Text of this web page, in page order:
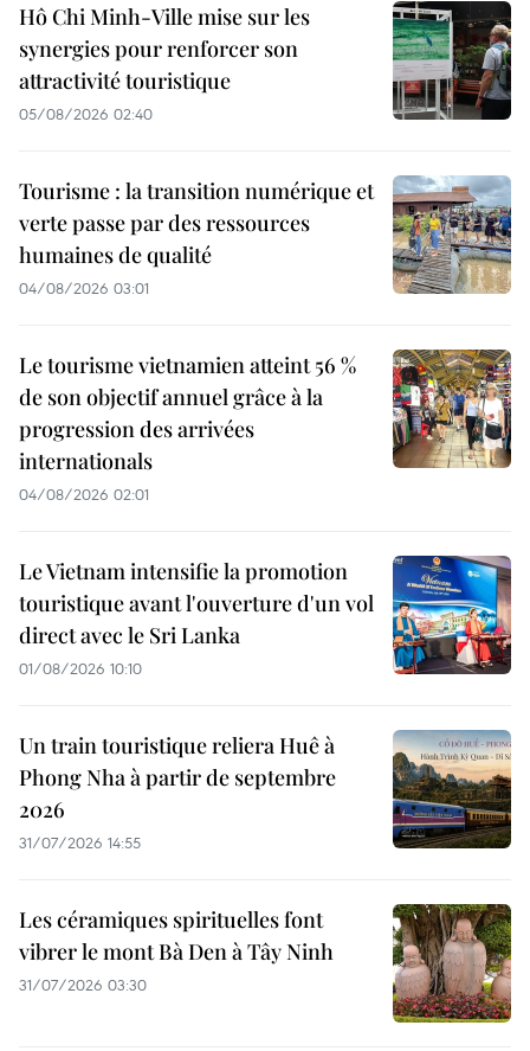
Hô Chi Minh-Ville mise sur les
synergies pour renforcer son
attractivité touristique
05/08/2026 02:40
Tourisme : la transition numérique et
verte passe par des ressources
humaines de qualité
04/08/2026 03:01
Le tourisme vietnamien atteint 56 %
de son objectif annuel grâce à la
progression des arrivées
internationals
04/08/2026 02:01
Le Vietnam intensifie la promotion
touristique avant l'ouverture d'un vol
direct avec le Sri Lanka
01/08/2026 10:10
Un train touristique reliera Huê à
Phong Nha à partir de septembre
2026
31/07/2026 14:55
Les céramiques spirituelles font
vibrer le mont Bà Den à Tây Ninh
31/07/2026 03:30